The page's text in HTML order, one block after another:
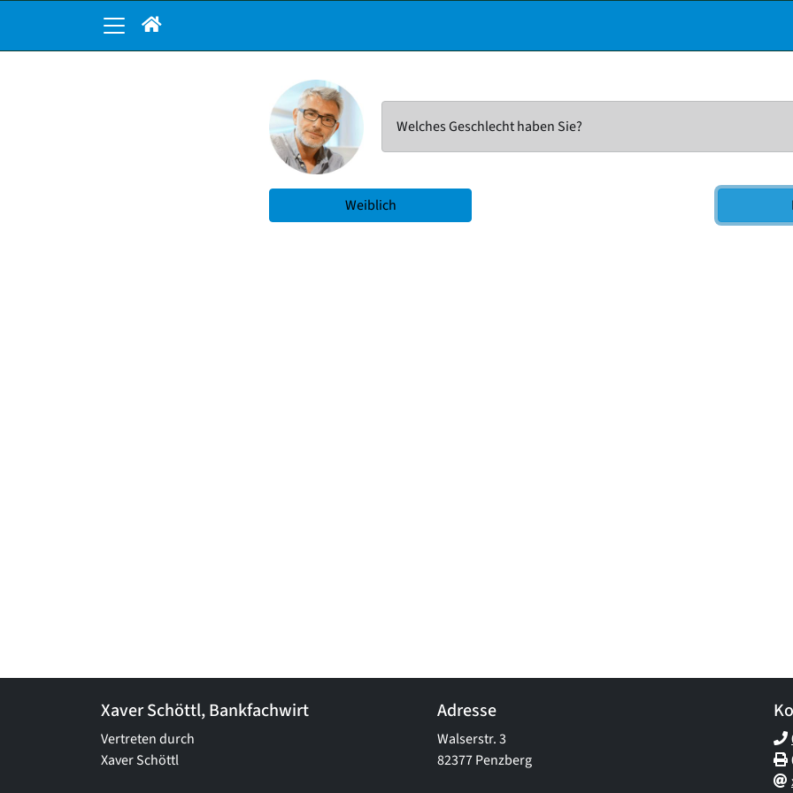
Welches Geschlecht haben Sie?
Weiblich
Xaver Schöttl, Bankfachwirt
Vertreten durch
Xaver Schöttl
Adresse
Walserstr. 3
82377 Penzberg